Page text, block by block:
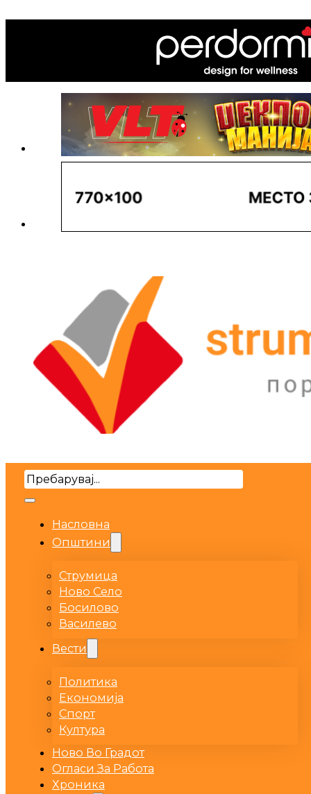
Search
Насловна
Општини
Струмица
Ново Село
Босилово
Василево
Вести
Политика
Економија
Спорт
Култура
Ново Во Градот
Огласи За Работа
Хроника